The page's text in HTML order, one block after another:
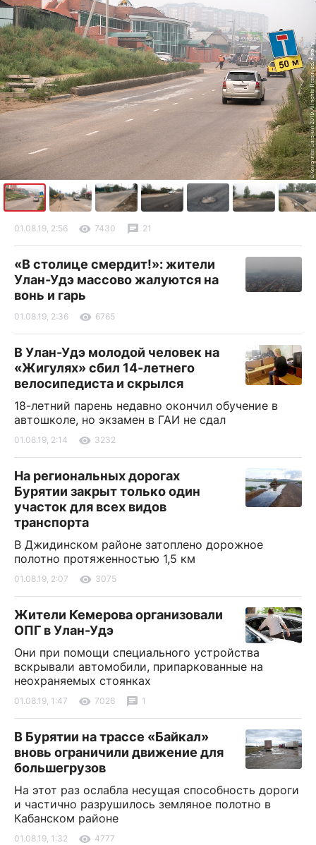
01.08.19, 2:56 7430 21
«В столице смердит!»: жители
Улан-Удэ массово жалуются на
вонь и гарь
01.08.19, 2:36 6765
В Улан-Удэ молодой человек на
«Жигулях» сбил 14-летнего
велосипедиста и скрылся
18-летний парень недавно окончил обучение в
автошколе, но экзамен в ГАИ не сдал
01.08.19, 2:14 3232
На региональных дорогах
Бурятии закрыт только один
участок для всех видов
транспорта
В Джидинском районе затоплено дорожное
полотно протяженностью 1,5 км
01.08.19, 2:07 3075
Жители Кемерова организовали
ОПГ в Улан-Удэ
Они при помощи специального устройства
вскрывали автомобили, припаркованные на
неохраняемых стоянках
01.08.19, 1:47 7026 1
В Бурятии на трассе «Байкал»
вновь ограничили движение для
большегрузов
На этот раз ослабла несущая способность дороги
и частично разрушилось земляное полотно в
Кабанском районе
01.08.19, 1:32 4777